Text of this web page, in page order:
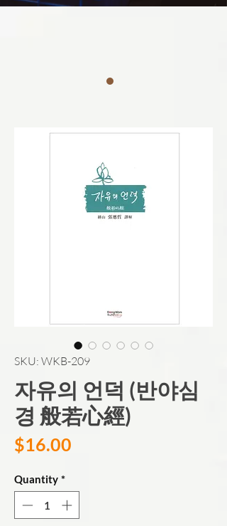
SKU: WKB-209
자유의 언덕 (반야심
경 般若心經)
$16.00
Quantity *